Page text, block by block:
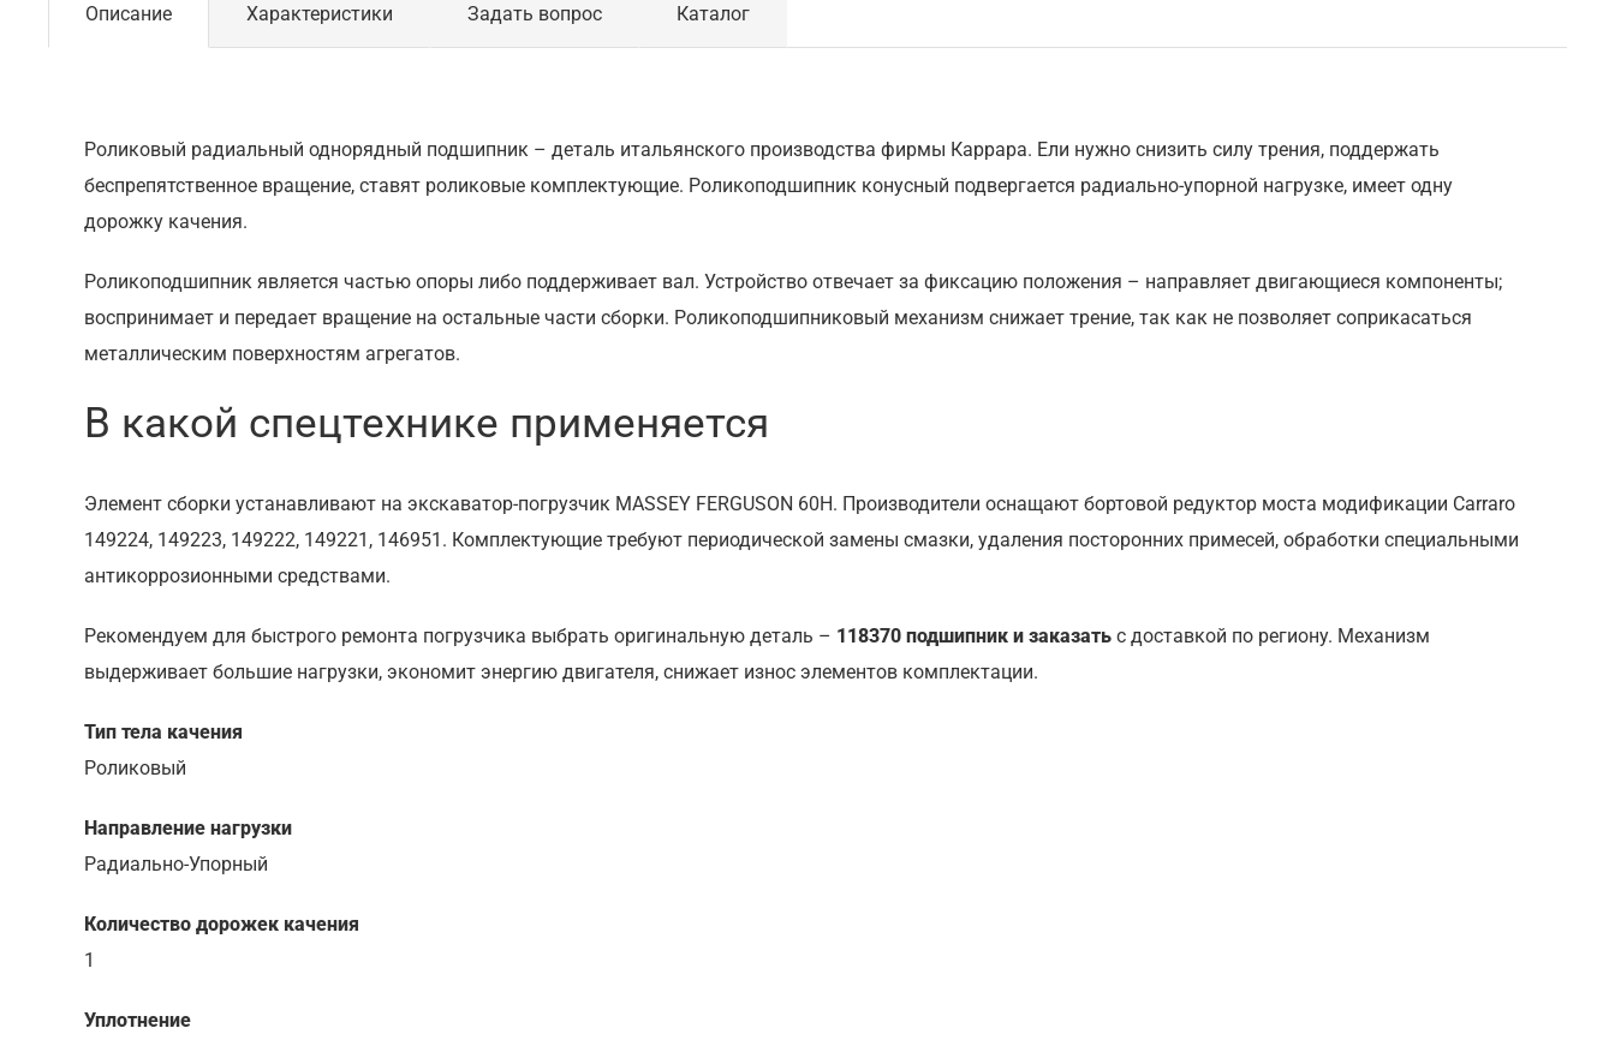
Описание Характеристики Задать вопрос Каталог
Роликовый радиальный однорядный подшипник – деталь итальянского производства фирмы Каррара. Ели нужно снизить силу трения, поддержать
беспрепятственное вращение, ставят роликовые комплектующие. Роликоподшипник конусный подвергается радиально-упорной нагрузке, имеет одну
дорожку качения.
Роликоподшипник является частью опоры либо поддерживает вал. Устройство отвечает за фиксацию положения – направляет двигающиеся компоненты;
воспринимает и передает вращение на остальные части сборки. Роликоподшипниковый механизм снижает трение, так как не позволяет соприкасаться
металлическим поверхностям агрегатов.
В какой спецтехнике применяется
Элемент сборки устанавливают на экскаватор-погрузчик MASSEY FERGUSON 60H. Производители оснащают бортовой редуктор моста модификации Carraro
149224, 149223, 149222, 149221, 146951. Комплектующие требуют периодической замены смазки, удаления посторонних примесей, обработки специальными
антикоррозионными средствами.
Рекомендуем для быстрого ремонта погрузчика выбрать оригинальную деталь – 118370 подшипник и заказать с доставкой по региону. Механизм
выдерживает большие нагрузки, экономит энергию двигателя, снижает износ элементов комплектации.
Тип тела качения
Роликовый
Направление нагрузки
Радиально-Упорный
Количество дорожек качения
1
Уплотнение